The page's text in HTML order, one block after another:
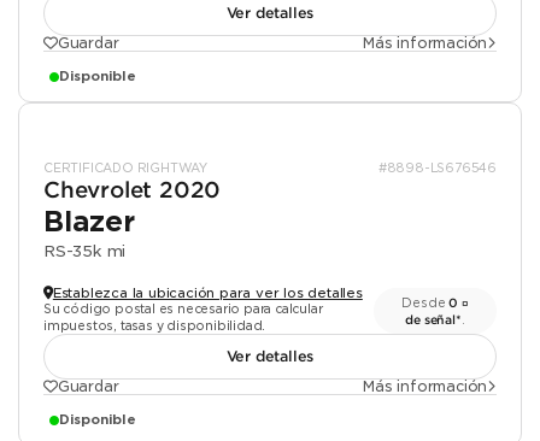
Ver detalles
Guardar
Más información
Disponible
CERTIFICADO RIGHTWAY #8898-LS676546
Chevrolet 2020
Blazer
RS-35k mi
Establezca la ubicación para ver los detalles
Su código postal es necesario para calcular
impuestos, tasas y disponibilidad.
Desde0 ¤
de señal*
Ver detalles
Guardar
Más información
Disponible